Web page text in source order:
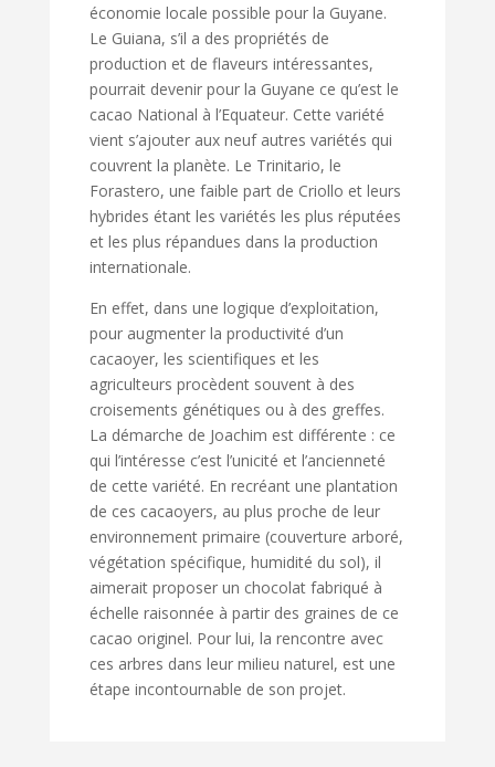
économie locale possible pour la Guyane.
Le Guiana, s’il a des propriétés de
production et de flaveurs intéressantes,
pourrait devenir pour la Guyane ce qu’est le
cacao National à l’Equateur. Cette variété
vient s’ajouter aux neuf autres variétés qui
couvrent la planète. Le Trinitario, le
Forastero, une faible part de Criollo et leurs
hybrides étant les variétés les plus réputées
et les plus répandues dans la production
internationale.
En effet, dans une logique d’exploitation,
pour augmenter la productivité d’un
cacaoyer, les scientifiques et les
agriculteurs procèdent souvent à des
croisements génétiques ou à des greffes.
La démarche de Joachim est différente : ce
qui l’intéresse c’est l’unicité et l’ancienneté
de cette variété. En recréant une plantation
de ces cacaoyers, au plus proche de leur
environnement primaire (couverture arboré,
végétation spécifique, humidité du sol), il
aimerait proposer un chocolat fabriqué à
échelle raisonnée à partir des graines de ce
cacao originel. Pour lui, la rencontre avec
ces arbres dans leur milieu naturel, est une
étape incontournable de son projet.